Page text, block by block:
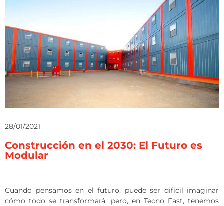
28/01/2021
Construcción en el 2030: El Futuro es
Modular
Cuando pensamos en el futuro, puede ser difícil imaginar
cómo todo se transformará, pero, en Tecno Fast, tenemos